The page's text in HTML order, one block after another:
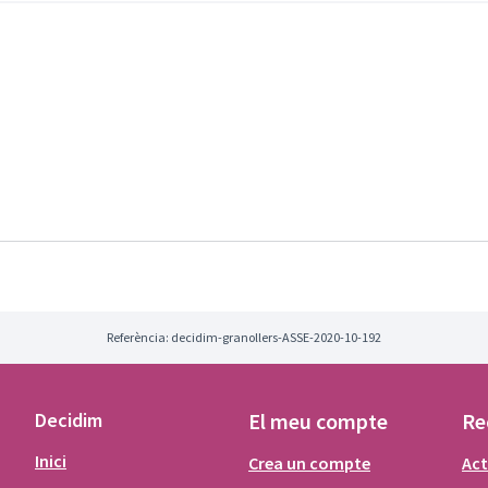
Referència: decidim-granollers-ASSE-2020-10-192
Decidim
Inici
El meu compte
Crea un compte